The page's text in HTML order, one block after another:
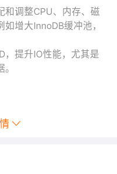
和调整CPU、内存、磁
增大InnoDB缓冲池，
，提升IO性能，尤其是
版本中是一项重要优化